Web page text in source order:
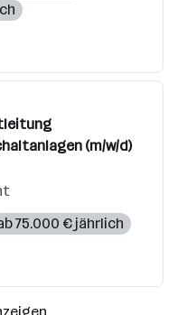
(m/w/d)
75.000 € jährlich